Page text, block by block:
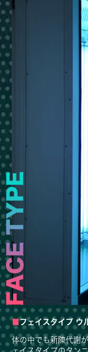
フェイスタイプ ウ
体の中でも新陳代謝